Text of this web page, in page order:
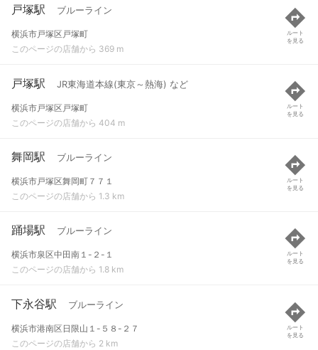
戸塚駅 ブルーライン
横浜市戸塚区戸塚町
このページの店舗から 369 m
ルート
を見る
戸塚駅 JR東海道本線(東京～熱海) など
横浜市戸塚区戸塚町
このページの店舗から 404 m
ルート
を見る
舞岡駅 ブルーライン
横浜市戸塚区舞岡町７７１
このページの店舗から 1.3 km
ルート
を見る
踊場駅 ブルーライン
横浜市泉区中田南１-２-１
このページの店舗から 1.8 km
ルート
を見る
下永谷駅 ブルーライン
横浜市港南区日限山１-５８-２７
このページの店舗から 2 km
ルート
を見る